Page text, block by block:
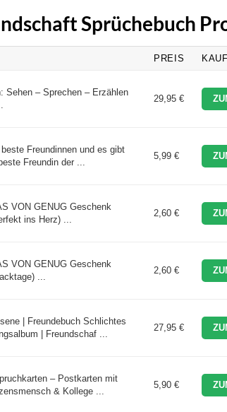
Sprüchebuch
PREIS
Sehen – Sprechen – Erzählen
29,95 €
Freundinnen und es gibt
Freundin der ...
5,99 €
VON GENUG Geschenk
ins Herz) ...
2,60 €
VON GENUG Geschenk
...
2,60 €
| Freundebuch Schlichtes
| Freundschaf ...
27,95 €
– Postkarten mit
& Kollege ...
5,90 €